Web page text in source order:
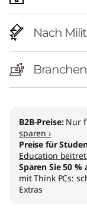
e
Nach
B2B-Preise: Nur
sparen ›
Preise für
Education
Sparen Sie 50
mit Think PCs:
Extras